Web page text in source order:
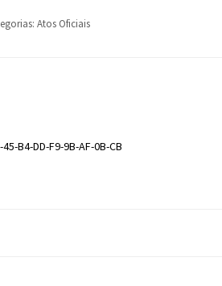
Atos Oficiais
B4-DD-F9-9B-AF-0B-CB